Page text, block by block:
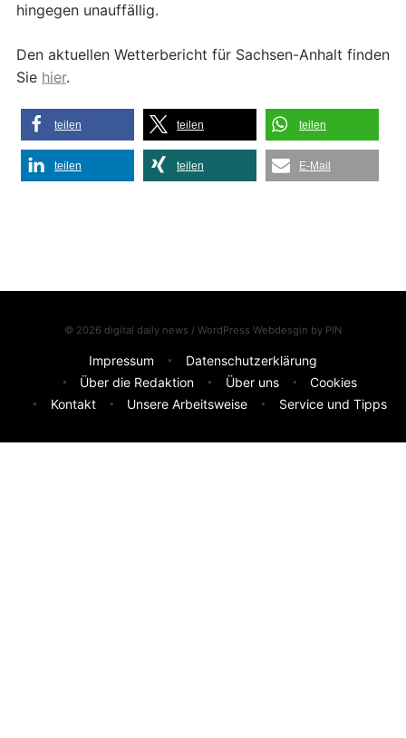
hingegen unauffällig.
Den aktuellen Wetterbericht für Sachsen-Anhalt finden
Sie hier.
teilen teilen teilen
teilen teilen E-Mail
© 2026 digital daily news / WordPress Webdesgin by PIN
Impressum
Datenschutzerklärung
Über die Redaktion
Über uns
Cookies
Kontakt
Unsere Arbeitsweise Service und Tipps